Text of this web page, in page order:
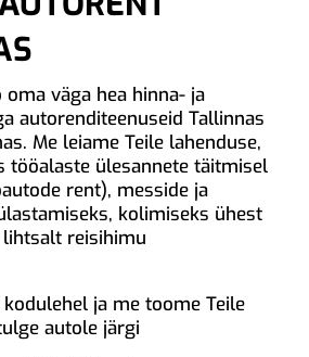
oma väga hea hinna- ja
autorenditeenuseid Tallinnas
Me leiame Teile lahenduse,
tööalaste ülesannete täitmisel
rent), messide ja
kolimiseks ühest
reisihimu
ja me toome Teile
autole järgi